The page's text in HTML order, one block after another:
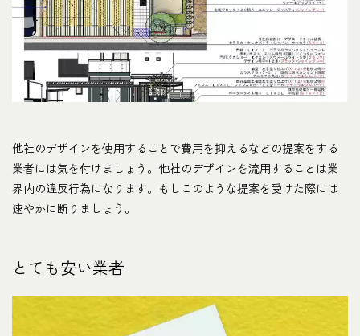
他社のデザインを使用することで費用を抑えるなどの提案をする
業者には気を付けましょう。他社のデザインを流用することは業
界内の違反行為になります。もしこのような提案を受けた際には
速やかに断りましょう。
とても安い業者